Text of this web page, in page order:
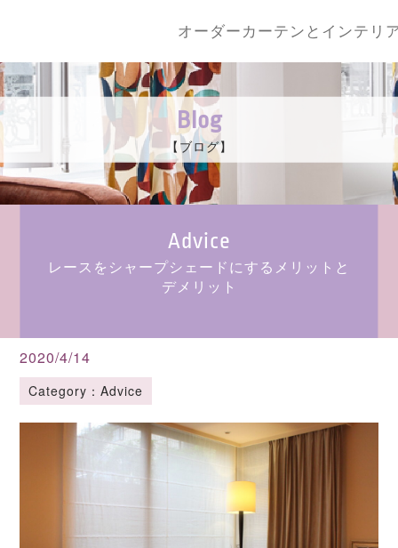
オーダーカーテンとインテリ
Blog
【ブログ】
Advice
レースをシャープシェードにするメリットと
デメリット
2020/4/14
Category：Advice